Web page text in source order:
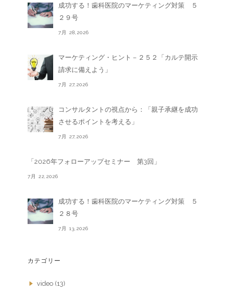
成功する！歯科医院のマーケティング対策 ５
２９号
7月 28,2026
マーケティング・ヒント－２５２「カルテ開示
請求に備えよう」
7月 27,2026
コンサルタントの視点から：「親子承継を成功
させるポイントを考える」
7月 27,2026
「2026年フォローアップセミナー 第3回」
7月 22,2026
成功する！歯科医院のマーケティング対策 ５
２８号
7月 13,2026
カテゴリー
video (13)